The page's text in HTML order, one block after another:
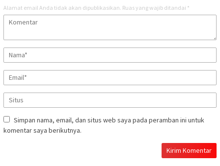
Alamat email Anda tidak akan dipublikasikan. Ruas yang wajib ditandai *
Simpan nama, email, dan situs web saya pada peramban ini untuk
komentar saya berikutnya.